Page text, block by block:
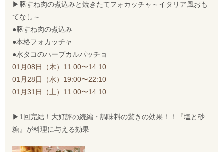
▶︎豚すね肉の煮込みと焼きたてフォカッチャ～イタリア風おも
てなし～
●豚すね肉の煮込み
●本格フォカッチャ
●水タコのハーブカルパッチョ
01月08日（木）11:00〜14:10
01月28日（水）19:00〜22:10
01月31日（土）11:00〜14:10
▶︎1回完結！大好評の続編・調味料の驚きの効果！！『塩と砂
糖』が料理に与える効果